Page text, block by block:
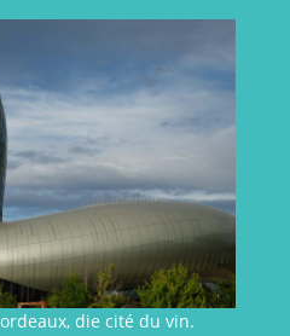
die cité du vin.